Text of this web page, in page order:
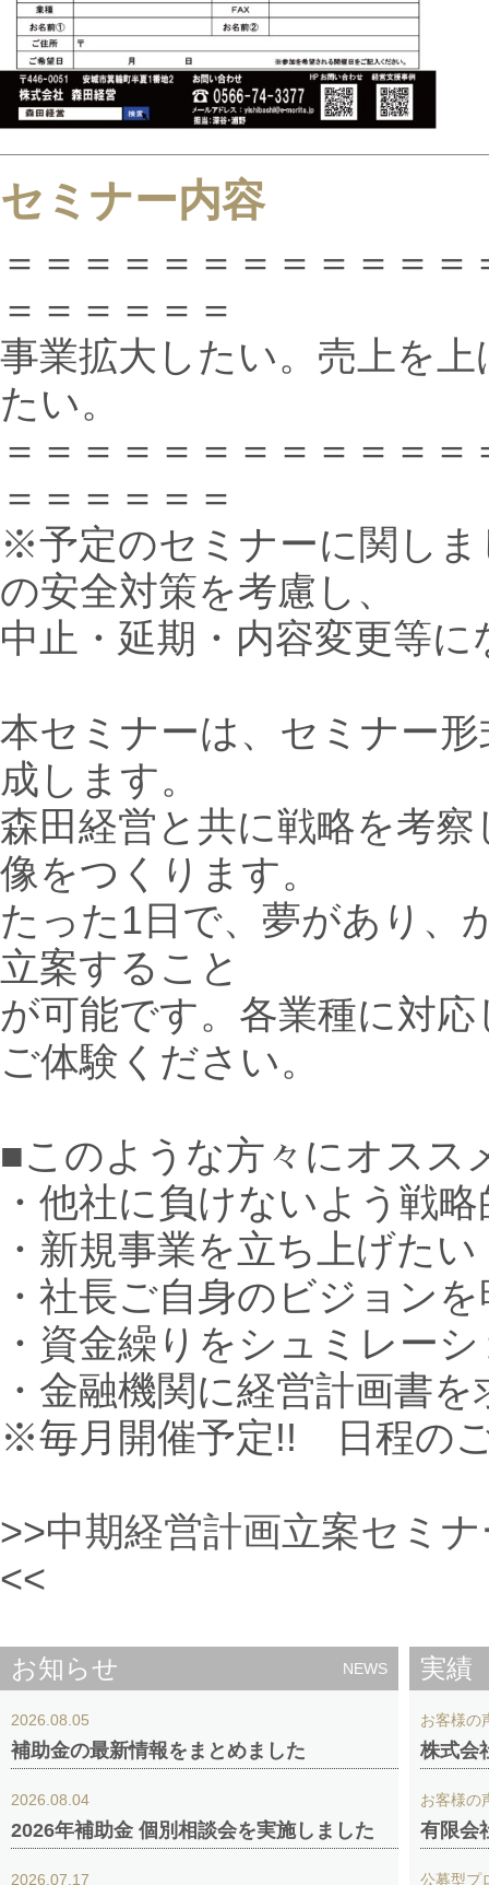
セミナー内容
＝＝＝＝＝＝＝＝＝＝＝
＝＝＝＝＝＝
事業拡大したい。売上を
たい。
＝＝＝＝＝＝＝＝＝＝＝
＝＝＝＝＝＝
※予定のセミナーに関し
の安全対策を考慮し、
中止・延期・内容変更等
本セミナーは、セミナー
成します。
森田経営と共に戦略を考
像をつくります。
たった1日で、夢があり、
立案すること
が可能です。各業種に対
ご体験ください。
■このような方々にオスス
・他社に負けないよう戦
・新規事業を立ち上げたい
・社長ご自身のビジョン
・資金繰りをシュミレー
・金融機関に経営計画書
※毎月開催予定!! 日程の
>>中期経営計画立案セミ
<<
お知らせ NEWS
2026.08.05
補助金の最新情報をまとめました
2026.08.04
2026年補助金 個別相談会を実施しました
2026.07.17
実績
お客様の
株式
お客様の
有限会
公募型プ